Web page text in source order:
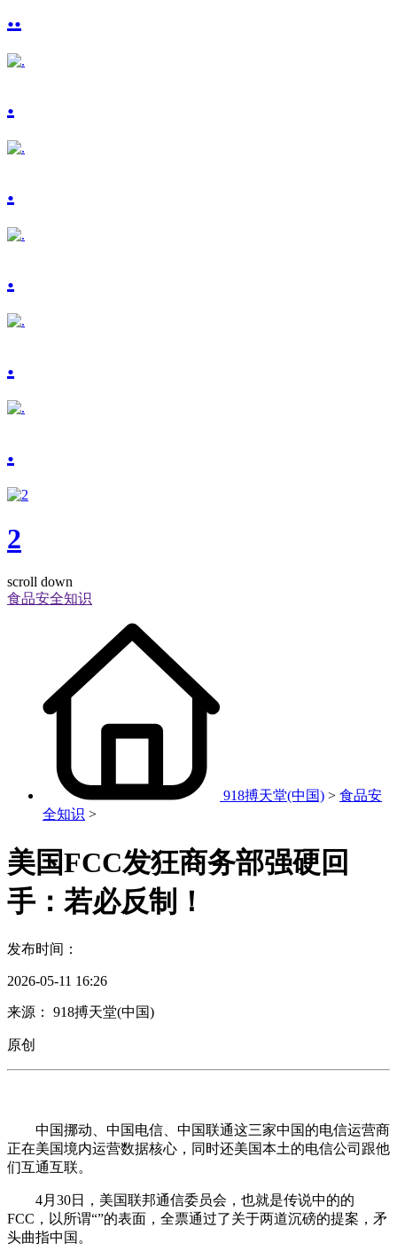
..
.
.
.
.
.
2
scroll down
食品安全知识
918搏天堂(中国) > 食品安
全知识 >
美国FCC发狂商务部强硬回
手：若必反制！
发布时间：
2026-05-11 16:26
来源： 918搏天堂(中国)
原创
中国挪动、中国电信、中国联通这三家中国的电信运营商
正在美国境内运营数据核心，同时还美国本土的电信公司跟他
们互通互联。
4月30日，美国联邦通信委员会，也就是传说中的的
FCC，以所谓“”的表面，全票通过了关于两道沉磅的提案，矛
头曲指中国。